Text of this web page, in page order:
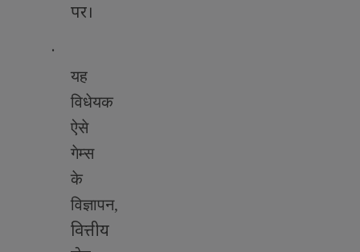
पर।
·
यह
विधेयक
ऐसे
गेम्स
के
विज्ञापन,
वित्तीय